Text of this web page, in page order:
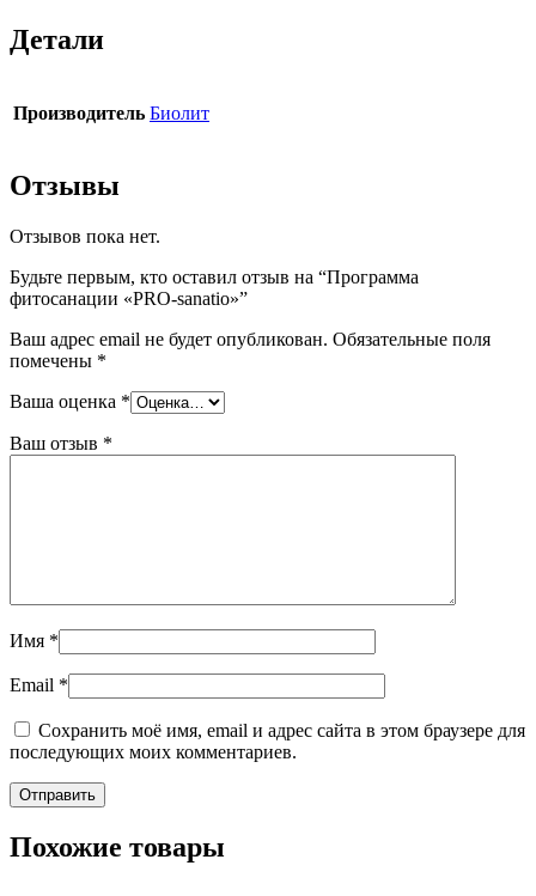
Детали
Производитель Биолит
Отзывы
Отзывов пока нет.
Будьте первым, кто оставил отзыв на “Программа
фитосанации «PRO-sanatio»”
Ваш адрес email не будет опубликован. Обязательные поля
помечены *
Ваша оценка *
Ваш отзыв *
Имя *
Email *
Сохранить моё имя, email и адрес сайта в этом браузере для
последующих моих комментариев.
Похожие товары